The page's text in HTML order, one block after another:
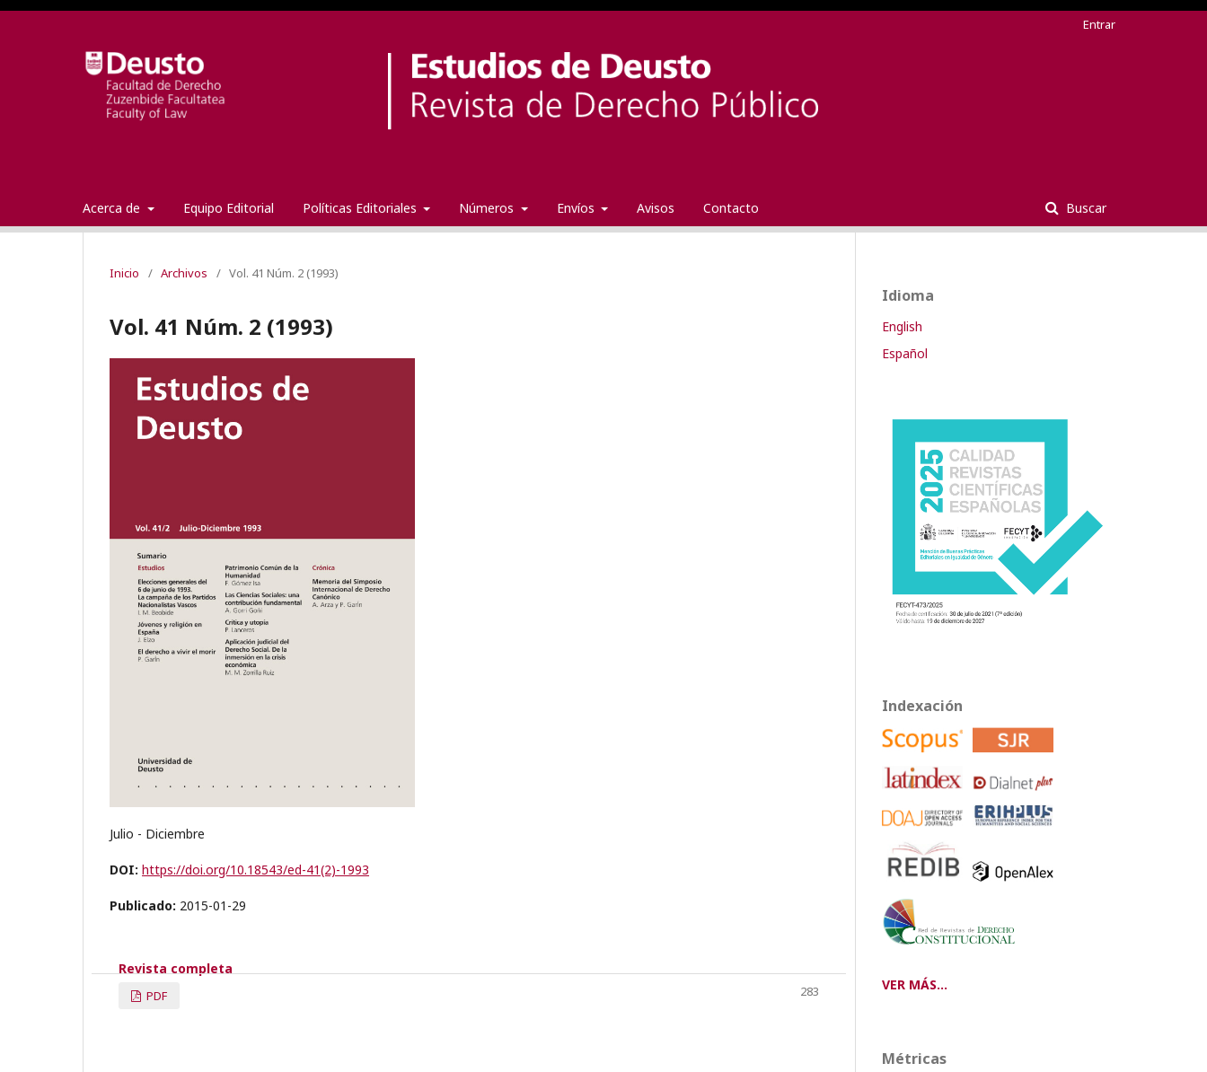
Acerca de Equipo Editorial Políticas Editoriales Números Envíos Avisos Contacto Buscar
Entrar
Inicio / Archivos / Vol. 41 Núm. 2 (1993)
Vol. 41 Núm. 2 (1993)
Julio - Diciembre
DOI: https://doi.org/10.18543/ed-41(2)-1993
Publicado: 2015-01-29
Revista completa
283
PDF
Idioma
English
Español
Indexación
VER MÁS...
Métricas